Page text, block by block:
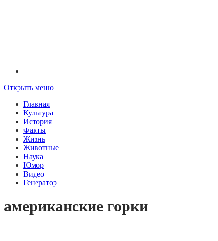
Открыть меню
Главная
Культура
История
Факты
Жизнь
Животные
Наука
Юмор
Видео
Генератор
американские горки